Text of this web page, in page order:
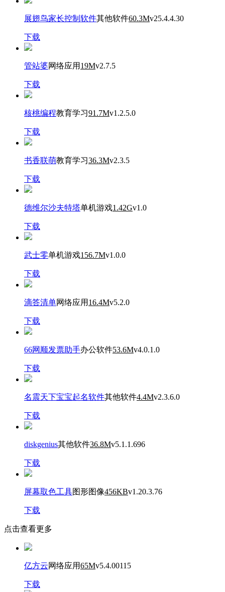
展翅鸟家长控制软件其他软件60.3Mv25.4.4.30
下载
管站婆网络应用 19Mv2.7.5
下载
核桃编程教育学习91.7Mv1.2.5.0
下载
书香联萌教育学习36.3Mv2.3.5
下载
德维尔沙夫特塔单机游戏1.42Gv1.0
下载
武士零单机游戏156.7Mv1.0.0
下载
滴答清单网络应用 16.4Mv5.2.0
下载
66网顺发票助手办公软件53.6Mv4.0.1.0
下载
名震天下宝宝起名软件其他软件4.4Mv2.3.6.0
下载
diskgenius其他软件36.8Mv5.1.1.696
下载
屏幕取色工具图形图像456KBv1.20.3.76
下载
点击查看更多
亿方云网络应用65Mv5.4.00115
下载